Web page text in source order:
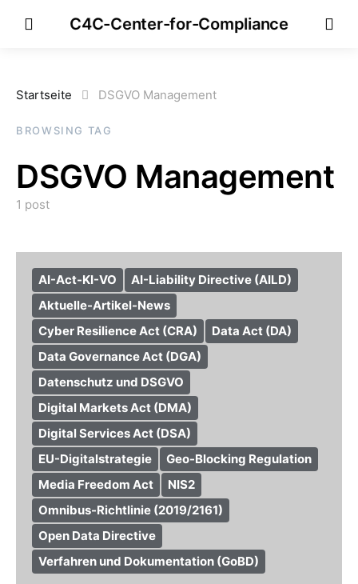
C4C-Center-for-Compliance
Startseite DSGVO Management
BROWSING TAG
DSGVO Management
1 post
AI-Act-KI-VO
AI-Liability Directive (AILD)
Aktuelle-Artikel-News
Cyber Resilience Act (CRA)
Data Act (DA)
Data Governance Act (DGA)
Datenschutz und DSGVO
Digital Markets Act (DMA)
Digital Services Act (DSA)
EU-Digitalstrategie
Geo-Blocking Regulation
Media Freedom Act
NIS2
Omnibus-Richtlinie (2019/2161)
Open Data Directive
Verfahren und Dokumentation (GoBD)